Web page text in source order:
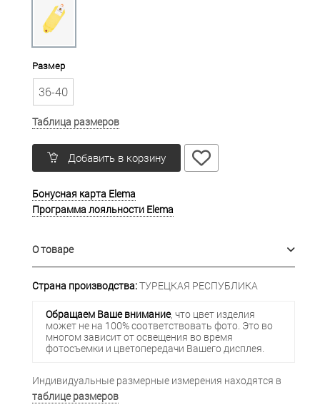
Размер
36-40
Таблица размеров
Добавить в корзину
Бонусная карта Elema
Программа лояльности Elema
О товаре
Страна производства:ТУРЕЦКАЯ РЕСПУБЛИКА
Обращаем Ваше внимание, что цвет изделия
может не на 100% соответствовать фото. Это во
многом зависит от освещения во время
фотосъемки и цветопередачи Вашего дисплея.
Индивидуальные размерные измерения находятся в
таблице размеров